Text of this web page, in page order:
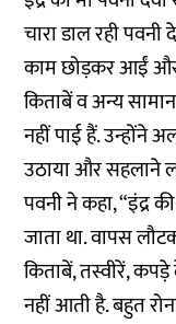
चारा डाल रही
काम छोड़कर आईं
किताबें व अन्य
नहीं पाई हैं. उन्होंने
उठाया और सहलाने
पवनी ने कहा, “इंद्र
जाता था. वापस
किताबें, तस्वीरें,
नहीं आती है. बहुत